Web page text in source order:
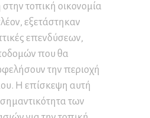
τοπική οικονομία
εξετάστηκαν
επενδύσεων,
που θα
την περιοχή
Η επίσκεψη αυτή
των